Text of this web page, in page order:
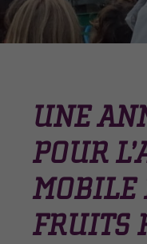
UNE
POUR
MOBILE
FRUITS